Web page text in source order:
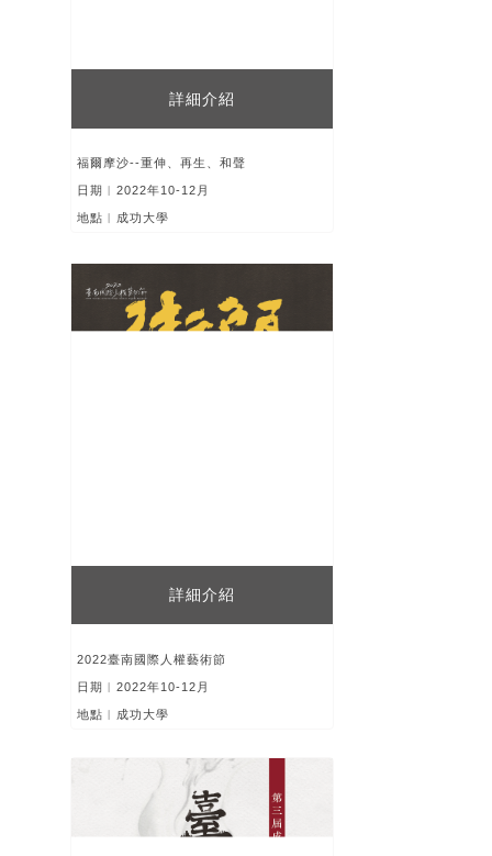
詳細介紹
福爾摩沙--重伸、再生、和聲
日期︱2022年10-12月
地點︱成功大學
詳細介紹
2022臺南國際人權藝術節
日期︱2022年10-12月
地點︱成功大學